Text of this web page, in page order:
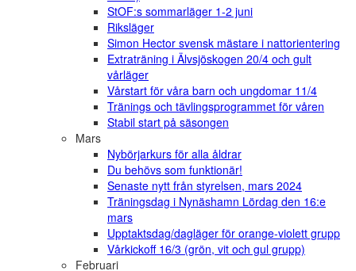
StOF:s sommarläger 1-2 juni
Riksläger
Simon Hector svensk mästare i nattorientering
Extraträning i Älvsjöskogen 20/4 och gult
vårläger
Vårstart för våra barn och ungdomar 11/4
Tränings och tävlingsprogrammet för våren
Stabil start på säsongen
Mars
Nybörjarkurs för alla åldrar
Du behövs som funktionär!
Senaste nytt från styrelsen, mars 2024
Träningsdag i Nynäshamn Lördag den 16:e
mars
Upptaktsdag/dagläger för orange-violett grupp
Vårkickoff 16/3 (grön, vit och gul grupp)
Februari